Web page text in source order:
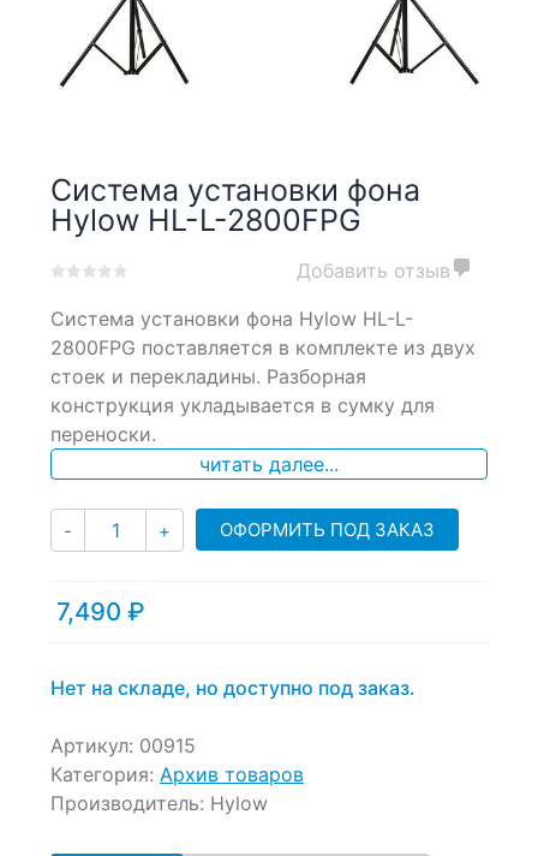
Система установки фона
Hylow HL-L-2800FPG
out
of
on
customer
ratings
Добавить отзыв
Система установки фона Hylow HL-L-
2800FPG поставляется в комплекте из двух
стоек и перекладины. Разборная
конструкция укладывается в сумку для
переноски.
читать далее...
- Количество
+ ОФОРМИТЬ ПОД ЗАКАЗ
7,490 ₽
Нет на складе, но доступно под заказ.
Артикул: 00915
Категория: Архив товаров
Производитель: Hylow